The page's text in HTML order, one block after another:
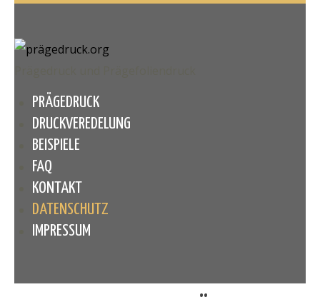
PRÄGEDRUCK
DRUCKVEREDELUNG
BEISPIELE
FAQ
KONTAKT
DATENSCHUTZ
IMPRESSUM